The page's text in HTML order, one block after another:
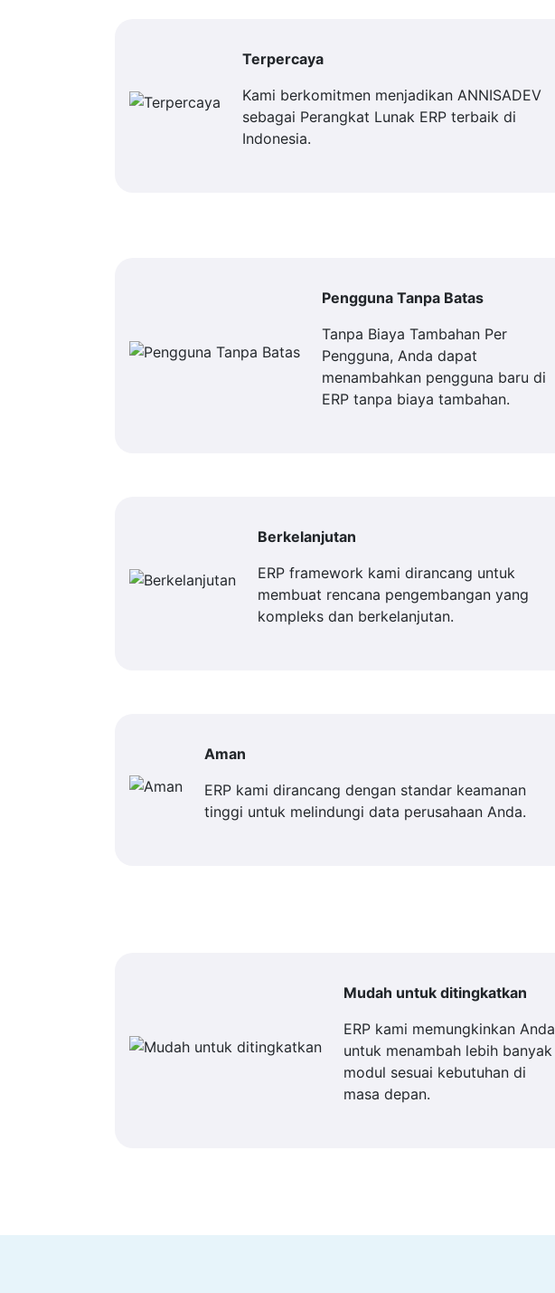
Terpercaya
Kami berkomitmen menjadikan ANNISADEV
sebagai Perangkat Lunak ERP terbaik di
Indonesia.
Pengguna Tanpa Batas
Tanpa Biaya Tambahan Per
Pengguna, Anda dapat
menambahkan pengguna baru di
ERP tanpa biaya tambahan.
Berkelanjutan
ERP framework kami dirancang untuk
membuat rencana pengembangan yang
kompleks dan berkelanjutan.
Aman
ERP kami dirancang dengan standar keamanan
tinggi untuk melindungi data perusahaan Anda.
Mudah untuk ditingkatkan
ERP kami memungkinkan Anda
untuk menambah lebih banyak
modul sesuai kebutuhan di
masa depan.